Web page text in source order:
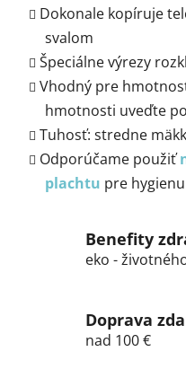
Dokonale kopíruje
svalom
Špeciálne výrezy
Vhodný pre
hmotnosti uveďte
Tuhosť: stredne
Odporúčame použiť
plachtu pre
Benefity
eko -
Doprava
nad 100 €